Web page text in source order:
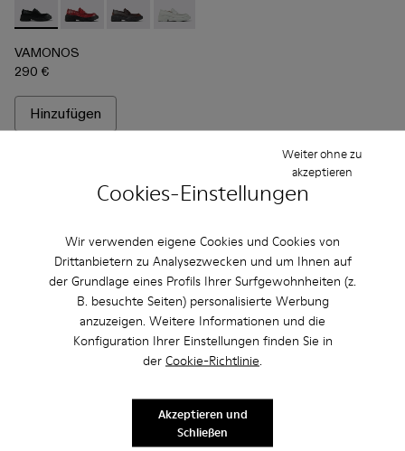
Cookies-Einstellungen
Wir verwenden eigene Cookies und Cookies von
Drittanbietern zu Analysezwecken und um Ihnen auf
der Grundlage eines Profils Ihrer Surfgewohnheiten (z.
B. besuchte Seiten) personalisierte Werbung
anzuzeigen. Weitere Informationen und die
Konfiguration Ihrer Einstellungen finden Sie in
der Cookie-Richtlinie.
Weiter ohne zu
akzeptieren
Akzeptieren und
Schließen
VAMONOS - A500023-009 - Schwarzer Lederloafer
VAMONOS - A500023-018
VAMONOS - A500023-017
VAMONOS - A500023-016
VAMONOS
290 €
Hinzufügen
Häufig gestellte Fragen Mokassins